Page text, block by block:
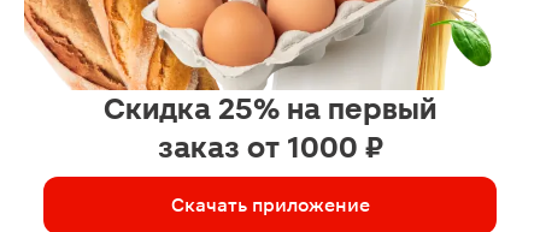
Скидка 25% на первый
заказ от 1000 ₽
Скачать приложение